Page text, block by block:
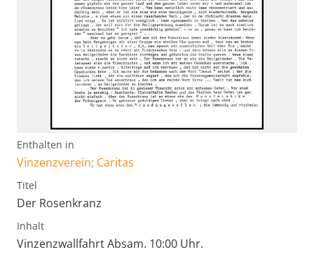
Enthalten in
Vinzenzverein; Caritas
Titel
Der Rosenkranz
Inhalt
Vinzenzwallfahrt Absam. 10:00 Uhr.